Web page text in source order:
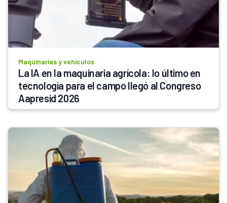
Maquinarias y vehículos
La IA en la maquinaria agrícola: lo último en
tecnología para el campo llegó al Congreso
Aapresid 2026